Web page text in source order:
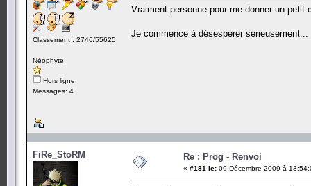
Classement : 2746/55625
Néophyte
Hors ligne
Messages: 4
Vraiment personne pour me donner un petit
Je commence à désespérer
FiRe_StoRM Re : Prog - Renvoi
« #181 le: 09 Décembre 2009 à